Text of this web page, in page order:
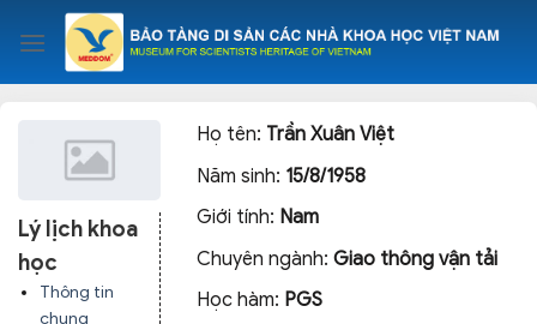
content
Lý lịch khoa
học
Thông tin
chung
Họ tên: Trần Xuân Việt
Năm sinh: 15/8/1958
Giới tính: Nam
Chuyên ngành:Giao thông vận tải
Học hàm: PGS